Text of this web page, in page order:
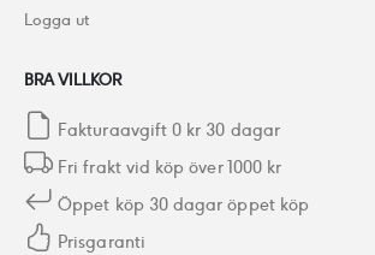
Logga ut
BRA VILLKOR
Fakturaavgift 0 kr 30 dagar
Fri frakt vid köp över 1000 kr
Öppet köp 30 dagar öppet köp
Prisgaranti